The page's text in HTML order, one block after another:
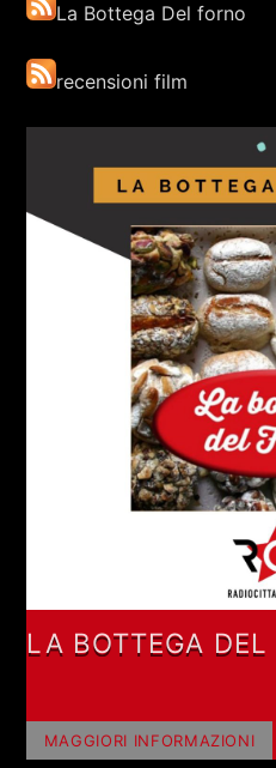
La Bottega Del forno
recensioni film
LA BOTTEGA DEL
MAGGIORI INFORMAZIONI